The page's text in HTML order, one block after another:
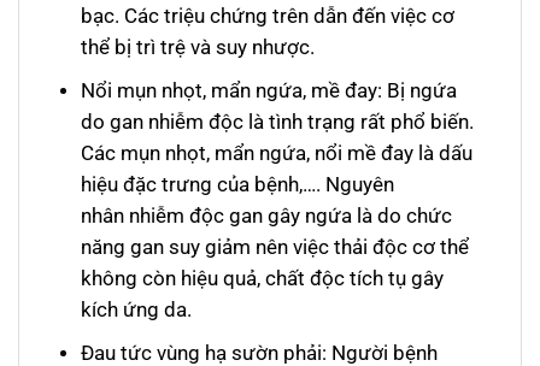
bạc. Các triệu chứng trên dẫn đến việc cơ
thể bị trì trệ và suy nhược.
Nổi mụn nhọt, mẩn ngứa, mề đay: Bị ngứa
do gan nhiễm độc là tình trạng rất phổ biến.
Các mụn nhọt, mẩn ngứa, nổi mề đay là dấu
hiệu đặc trưng của bệnh,…. Nguyên
nhân nhiễm độc gan gây ngứa là do chức
năng gan suy giảm nên việc thải độc cơ thể
không còn hiệu quả, chất độc tích tụ gây
kích ứng da.
Đau tức vùng hạ sườn phải: Người bệnh